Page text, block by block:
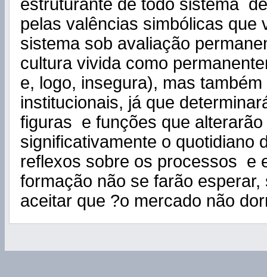
estruturante de todo sistema
pelas valências simbólicas que
sistema sob avaliação
cultura vivida como
e, logo, insegura), mas
institucionais, já que
figuras e funções que alterarão
significativamente o quotidiano
reflexos sobre os processos e
formação não se farão
aceitar que ?o mercado não